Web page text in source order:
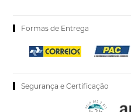
Formas de Entrega
Segurança e Certificação